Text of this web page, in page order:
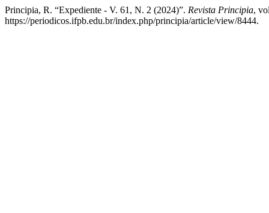
Principia, R. “Expediente - V. 61, N. 2 (2024)”. Revista Principia,
https://periodicos.ifpb.edu.br/index.php/principia/article/view/8444.